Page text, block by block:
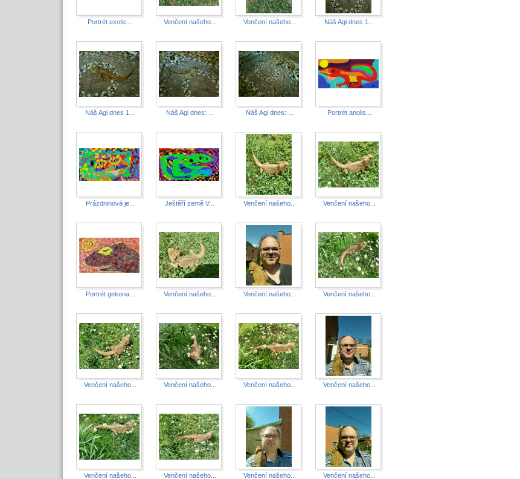
Portrét exotic... Venčení našeho... Venčení našeho... Náš Agi dnes 1...
Náš Agi dnes 1... Náš Agi dnes: ... Náš Agi dnes: ... Portrét anolis...
Prázdninová je... Ještěří země V... Venčení našeho... Venčení našeho...
Portrét gekona... Venčení našeho... Venčení našeho... Venčení našeho...
Venčení našeho... Venčení našeho... Venčení našeho... Venčení našeho...
Venčení našeho... Venčení našeho... Venčení našeho... Venčení našeho...